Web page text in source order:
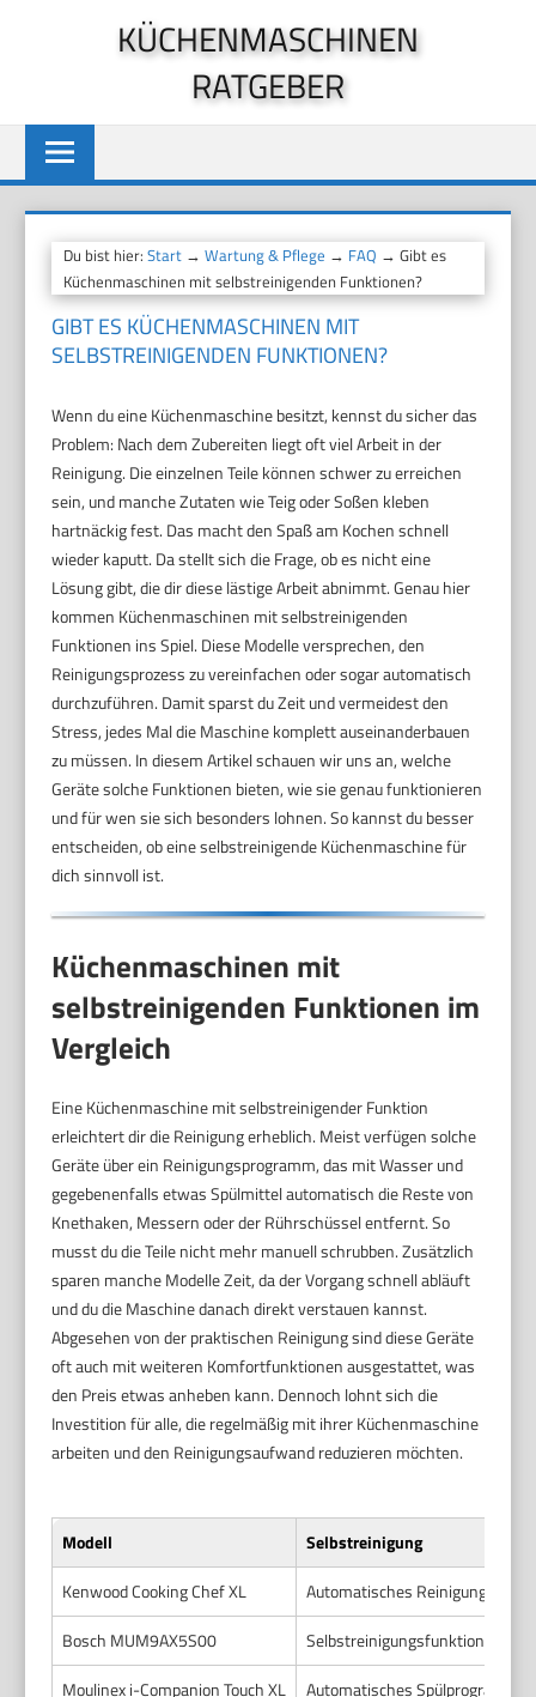
KÜCHENMASCHINEN
RATGEBER
Du bist hier:Start →Wartung & Pflege → FAQ → Gibt es
Küchenmaschinen mit selbstreinigenden Funktionen?
GIBT ES KÜCHENMASCHINEN MIT
SELBSTREINIGENDEN FUNKTIONEN?
Wenn du eine Küchenmaschine besitzt, kennst du sicher das
Problem: Nach dem Zubereiten liegt oft viel Arbeit in der
Reinigung. Die einzelnen Teile können schwer zu erreichen
sein, und manche Zutaten wie Teig oder Soßen kleben
hartnäckig fest. Das macht den Spaß am Kochen schnell
wieder kaputt. Da stellt sich die Frage, ob es nicht eine
Lösung gibt, die dir diese lästige Arbeit abnimmt. Genau hier
kommen Küchenmaschinen mit selbstreinigenden
Funktionen ins Spiel. Diese Modelle versprechen, den
Reinigungsprozess zu vereinfachen oder sogar automatisch
durchzuführen. Damit sparst du Zeit und vermeidest den
Stress, jedes Mal die Maschine komplett auseinanderbauen
zu müssen. In diesem Artikel schauen wir uns an, welche
Geräte solche Funktionen bieten, wie sie genau funktionieren
und für wen sie sich besonders lohnen. So kannst du besser
entscheiden, ob eine selbstreinigende Küchenmaschine für
dich sinnvoll ist.
Küchenmaschinen mit
selbstreinigenden Funktionen im
Vergleich
Eine Küchenmaschine mit selbstreinigender Funktion
erleichtert dir die Reinigung erheblich. Meist verfügen solche
Geräte über ein Reinigungsprogramm, das mit Wasser und
gegebenenfalls etwas Spülmittel automatisch die Reste von
Knethaken, Messern oder der Rührschüssel entfernt. So
musst du die Teile nicht mehr manuell schrubben. Zusätzlich
sparen manche Modelle Zeit, da der Vorgang schnell abläuft
und du die Maschine danach direkt verstauen kannst.
Abgesehen von der praktischen Reinigung sind diese Geräte
oft auch mit weiteren Komfortfunktionen ausgestattet, was
den Preis etwas anheben kann. Dennoch lohnt sich die
Investition für alle, die regelmäßig mit ihrer Küchenmaschine
arbeiten und den Reinigungsaufwand reduzieren möchten.
Modell
Selbstreinigung
Kenwood Cooking Chef XL
Automatisches
Bosch MUM9AX5S00
Selbstreinigungsfunktion für
Moulinex i-Companion Touch XL
Automatisches Spülprogramm